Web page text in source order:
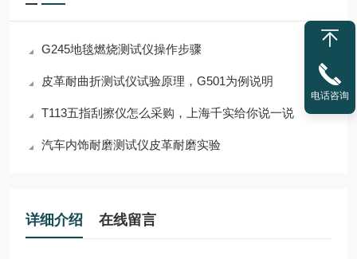
G245地毯燃烧测试仪操作步骤
皮革耐曲折测试仪试验原理，G501为例说明
T113五指刮擦仪怎么采购，上海千实给你说一说
汽车内饰耐磨测试仪皮革耐磨实验
详细介绍 在线留言
电话咨询